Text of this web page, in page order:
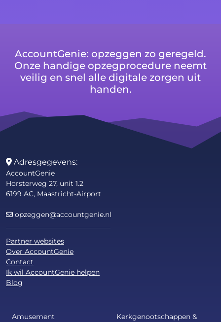
AccountGenie: opzeggen zo geregeld.
Onze handige opzegprocedure neemt
veilig en snel alle digitale zorgen uit
handen.
Adresgegevens:
AccountGenie
Horsterweg 27, unit 1.2
6199 AC, Maastricht-Airport
opzeggen@accountgenie.nl
Partner websites
Over AccountGenie
Contact
Ik wil AccountGenie helpen
Blog
Amusement
Kerkgenootschappen &